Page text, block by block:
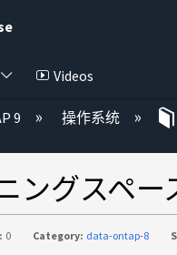
Videos
9 操作系统
ングスペ
0 Category: data-ontap-8